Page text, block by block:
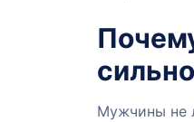
Мужчины не